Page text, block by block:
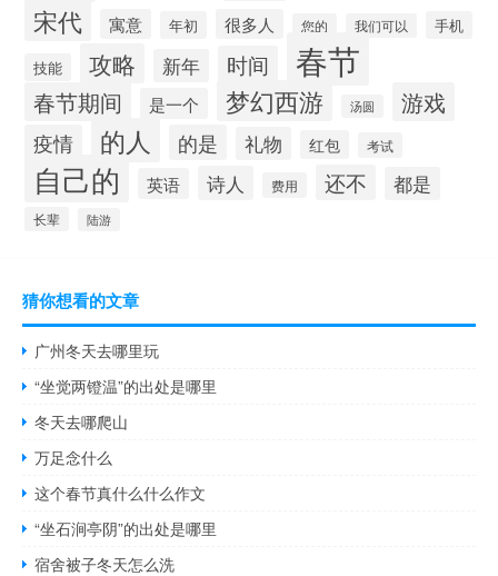
宋代 寓意 年初 很多人 您的 我们可以
手机
技能
攻略 新年 时间 春节
春节期间 是一个 梦幻西游 汤圆 游戏
疫情 的人 的是 礼物 红包 考试
自己的 英语 诗人 费用 还不 都是
长辈 陆游
猜你想看的文章
广州冬天去哪里玩
“坐觉两镫温”的出处是哪里
冬天去哪爬山
万足念什么
这个春节真什么什么作文
“坐石涧亭阴”的出处是哪里
宿舍被子冬天怎么洗